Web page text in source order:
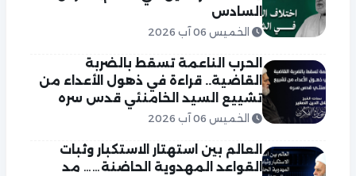
السادس
الخميس 06 آب 2026
الحرب الناعمة تسقط بالضربة
القاضية.. قراءة في ذهول الأعداء من
تشييع السيد الخامنئي قدس سره
الخميس 06 آب 2026
العالم بين استهتار الاستكبار وثبات
القواعد المهدوية الحاضنة…… مد